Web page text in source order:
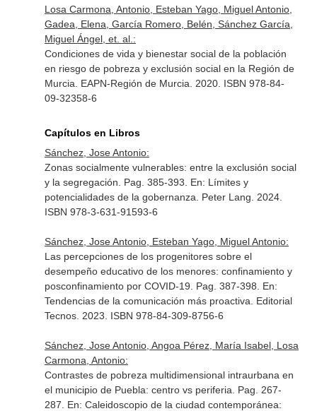
Losa Carmona, Antonio, Esteban Yago, Miguel Antonio,
Gadea, Elena, García Romero, Belén, Sánchez García,
Miguel Ángel, et. al.:
Condiciones de vida y bienestar social de la población
en riesgo de pobreza y exclusión social en la Región de
Murcia. EAPN-Región de Murcia. 2020. ISBN 978-84-
09-32358-6
Capítulos en Libros
Sánchez, Jose Antonio:
Zonas socialmente vulnerables: entre la exclusión social
y la segregación. Pag. 385-393. En: Límites y
potencialidades de la gobernanza . Peter Lang. 2024.
ISBN 978-3-631-91593-6
Sánchez, Jose Antonio, Esteban Yago, Miguel Antonio:
Las percepciones de los progenitores sobre el
desempeño educativo de los menores: confinamiento y
posconfinamiento por COVID-19. Pag. 387-398. En:
Tendencias de la comunicación más proactiva . Editorial
Tecnos. 2023. ISBN 978-84-309-8756-6
Sánchez, Jose Antonio, Angoa Pérez, María Isabel, Losa
Carmona, Antonio:
Contrastes de pobreza multidimensional intraurbana en
el municipio de Puebla: centro vs periferia. Pag. 267-
287. En: Caleidoscopio de la ciudad contemporánea: